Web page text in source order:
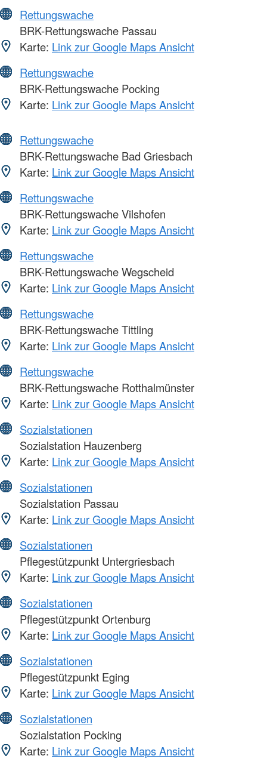
Rettungswache
BRK-Rettungswache Passau
Karte: Link zur Google Maps Ansicht
Rettungswache
BRK-Rettungswache Pocking
Karte: Link zur Google Maps Ansicht
Rettungswache
BRK-Rettungswache Bad Griesbach
Karte: Link zur Google Maps Ansicht
Rettungswache
BRK-Rettungswache Vilshofen
Karte: Link zur Google Maps Ansicht
Rettungswache
BRK-Rettungswache Wegscheid
Karte: Link zur Google Maps Ansicht
Rettungswache
BRK-Rettungswache Tittling
Karte: Link zur Google Maps Ansicht
Rettungswache
BRK-Rettungswache Rotthalmünster
Karte: Link zur Google Maps Ansicht
Sozialstationen
Sozialstation Hauzenberg
Karte: Link zur Google Maps Ansicht
Sozialstationen
Sozialstation Passau
Karte: Link zur Google Maps Ansicht
Sozialstationen
Pflegestützpunkt Untergriesbach
Karte: Link zur Google Maps Ansicht
Sozialstationen
Pflegestützpunkt Ortenburg
Karte: Link zur Google Maps Ansicht
Sozialstationen
Pflegestützpunkt Eging
Karte: Link zur Google Maps Ansicht
Sozialstationen
Sozialstation Pocking
Karte: Link zur Google Maps Ansicht